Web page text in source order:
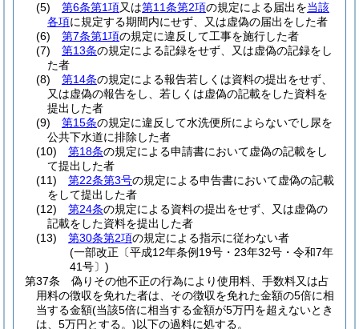
(5)
第6条第1項又は第11条第2項の規定による届出を当該
各項に規定する期間内にせず、又は虚偽の届出をした者
(6)
第7条第1項の規定に違反して工事を施行した者
(7)
第13条の規定による記録をせず、又は虚偽の記録をし
た者
(8)
第14条の規定による報告若しくは資料の提出をせず、
又は虚偽の報告をし、若しくは虚偽の記載をした資料を
提出した者
(9)
第15条の規定に違反して水洗便所によらないでし尿を
公共下水道に排除した者
(10)
第18条の規定による申請書において虚偽の記載をし
て提出した者
(11)
第22条第3号の規定による申告書において虚偽の記載
をして提出した者
(12)
第24条の規定による資料の提出をせず、又は虚偽の
記載をした資料を提出した者
(13)
第30条第2項の規定による指示に従わない者
(一部改正〔平成12年条例19号・23年32号・令和7年
41号〕)
第37条
偽りその他不正の行為により使用料、手数料又は占
用料の徴収を免れた者は、その徴収を免れた金額の5倍に相
当する金額(当該5倍に相当する金額が5万円を超えないとき
は、5万円とする。)以下の過料に処する。